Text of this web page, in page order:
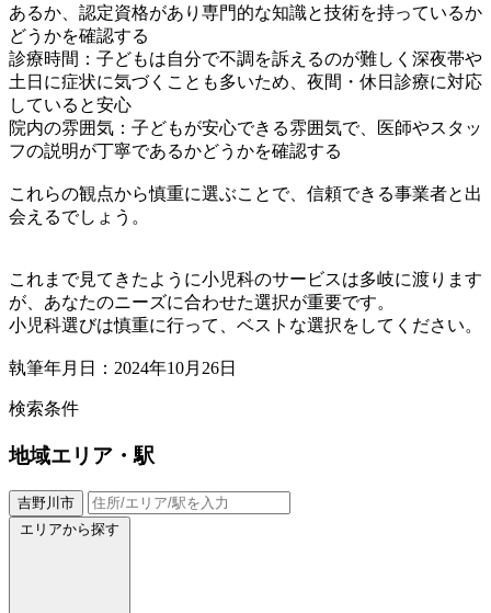
あるか、認定資格があり専門的な知識と技術を持っているか
どうかを確認する
診療時間：子どもは自分で不調を訴えるのが難しく深夜帯や
土日に症状に気づくことも多いため、夜間・休日診療に対応
していると安心
院内の雰囲気：子どもが安心できる雰囲気で、医師やスタッ
フの説明が丁寧であるかどうかを確認する
これらの観点から慎重に選ぶことで、信頼できる事業者と出
会えるでしょう。
これまで見てきたように小児科のサービスは多岐に渡ります
が、あなたのニーズに合わせた選択が重要です。
小児科選びは慎重に行って、ベストな選択をしてください。
執筆年月日：2024年10月26日
検索条件
地域エリア・駅
吉野川市
エリアから探す